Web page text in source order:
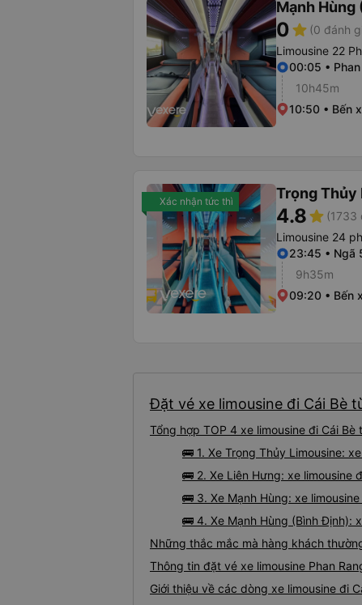
Mạnh Hùng
0star (0 đánh
Limousine 22
00:05 •
10h45m
10:50 • Bến
Xác nhận tức thì Trọng Thủy
4.8star (1733
Limousine 24
23:45 • Ngã
9h35m
09:20 • Bến
Đặt vé xe limousine đi Cái Bè
Tổng hợp TOP 4 xe limousine đi Cái
🚌 1. Xe Trọng Thủy Limousine:
🚌 2. Xe Liên Hưng: xe limousine
🚌 3. Xe Mạnh Hùng: xe
🚌 4. Xe Mạnh Hùng (Bình Định):
Những thắc mắc mà hàng khách
Thông tin đặt vé xe limousine Phan
Giới thiệu về các dòng xe limousine đi